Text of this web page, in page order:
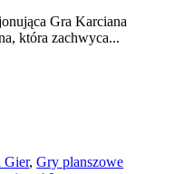
Gra Karciana
która zachwyca...
Gier,Gry planszowe